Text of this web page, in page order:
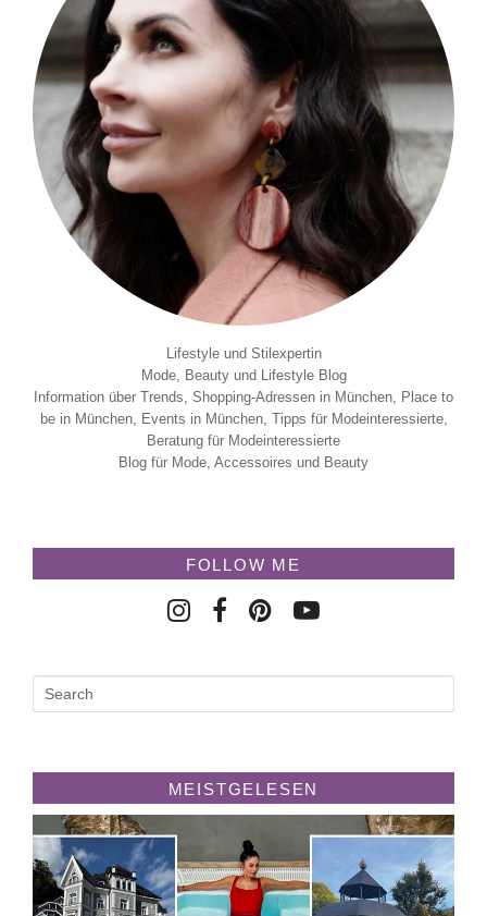
Lifestyle und Stilexpertin
Mode, Beauty und Lifestyle Blog
Information über Trends, Shopping-Adressen in München, Place to
be in München, Events in München, Tipps für Modeinteressierte,
Beratung für Modeinteressierte
Blog für Mode, Accessoires und Beauty
FOLLOW ME
MEISTGELESEN